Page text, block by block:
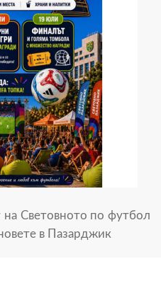
Световното по футбол
в Пазарджик